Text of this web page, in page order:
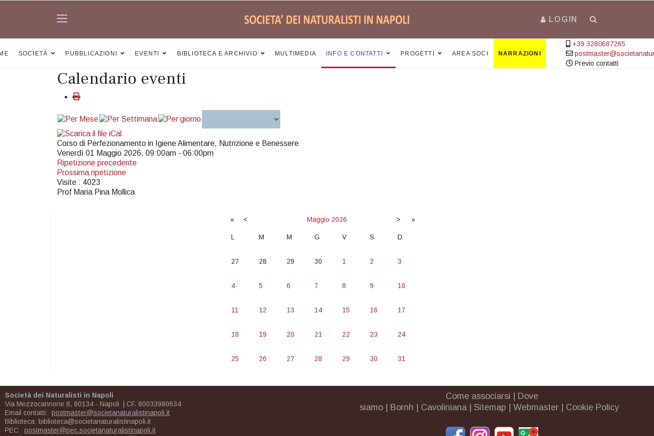
LOGIN
SOCIETÀ PUBBLICAZIONI EVENTI BIBLIOTECA E ARCHIVIO MULTIMEDIA INFO E CONTATTI PROGETTI AREA SOCI NARRAZIONI
+39 3280687265
Previo contatti
Calendario eventi
Corso di Perfezionamento in Igiene Alimentare, Nutrizione e Benessere
Venerdì 01 Maggio 2026, 09:00am - 06:00pm
Ripetizione precedente
Prossima ripetizione
Visite : 4023
Prof Maria Pina Mollica
« < Maggio 2026 > »
L M M G V S D
27 28 29 30 1 2 3
4 5 6 7 8 9 10
11 12 13 14 15 16 17
18 19 20 21 22 23 24
25 26 27 28 29 30 31
Società dei Naturalisti in Napoli
Via Mezzocannone 8, 80134 - Napoli | CF. 80033980634
Email contatti: postmaster@societanaturalistinapoli.it
Biblioteca: biblioteca@societanaturalistinapoli.it
PEC
postmaster@pec.societanaturalistinapoli.it
Come associarsi
Dove
siamo
Bornh Cavoliniana| Sitemap Webmaster Cookie Policy